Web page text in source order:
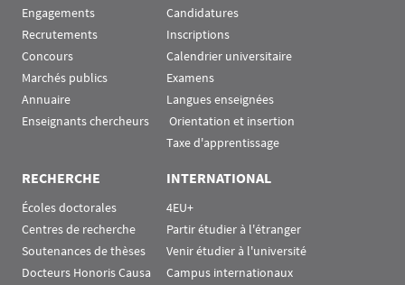
Engagements
Recrutements
Concours
Marchés publics
Annuaire
Enseignants chercheurs
Candidatures
Inscriptions
Calendrier universitaire
Examens
Langues enseignées
Orientation et insertion
Taxe d'apprentissage
RECHERCHE
Écoles doctorales
Centres de recherche
Soutenances de thèses
Docteurs Honoris Causa
INTERNATIONAL
4EU+
Partir étudier à l'étranger
Venir étudier à l'université
Campus internationaux